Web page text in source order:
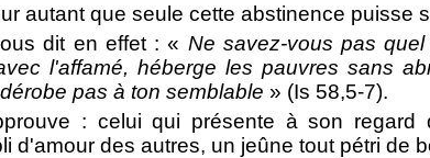
autant que seule cette abstinence puisse
dit en effet : « Ne savez-vous pas
l'affamé, héberge les pauvres sans
pas à ton semblable » (Is 58,5-7).
: celui qui présente à son regard
d'amour des autres, un jeûne tout pétri de